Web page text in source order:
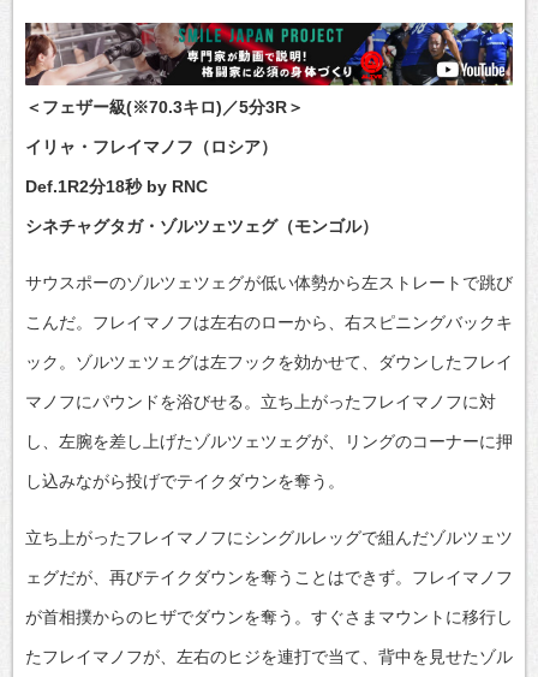
＜フェザー級(※70.3キロ)／5分3R＞
イリャ・フレイマノフ（ロシア）
Def.1R2分18秒 by RNC
シネチャグタガ・ゾルツェツェグ（モンゴル）
サウスポーのゾルツェツェグが低い体勢から左ストレートで跳び
こんだ。フレイマノフは左右のローから、右スピニングバックキ
ック。ゾルツェツェグは左フックを効かせて、ダウンしたフレイ
マノフにパウンドを浴びせる。立ち上がったフレイマノフに対
し、左腕を差し上げたゾルツェツェグが、リングのコーナーに押
し込みながら投げでテイクダウンを奪う。
立ち上がったフレイマノフにシングルレッグで組んだゾルツェツ
ェグだが、再びテイクダウンを奪うことはできず。フレイマノフ
が首相撲からのヒザでダウンを奪う。すぐさまマウントに移行し
たフレイマノフが、左右のヒジを連打で当て、背中を見せたゾル